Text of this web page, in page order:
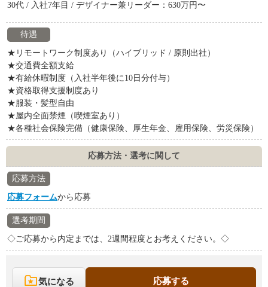
30代 / 入社7年目 / デザイナー兼リーダー：630万円〜
待遇
★リモートワーク制度あり（ハイブリッド / 原則出社）
★交通費全額支給
★有給休暇制度（入社半年後に10日分付与）
★資格取得支援制度あり
★服装・髪型自由
★屋内全面禁煙（喫煙室あり）
★各種社会保険完備（健康保険、厚生年金、雇用保険、労災保険）
応募方法・選考に関して
応募方法
応募フォームから応募
選考期間
◇ご応募から内定までは、2週間程度とお考えください。◇
気になる 応募する